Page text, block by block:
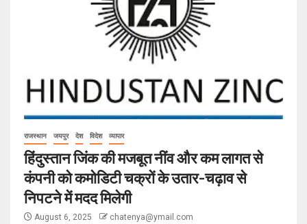
राजस्थान जयपुर देश विदेश व्यापार
हिंदुस्तान जिंक की मजबूत नींव और कम लागत से
कंपनी को कमोडिटी चक्रों के उतार-चढ़ाव से
निपटने में मदद मिलेगी
August 6, 2025 chatenya@ymail.com